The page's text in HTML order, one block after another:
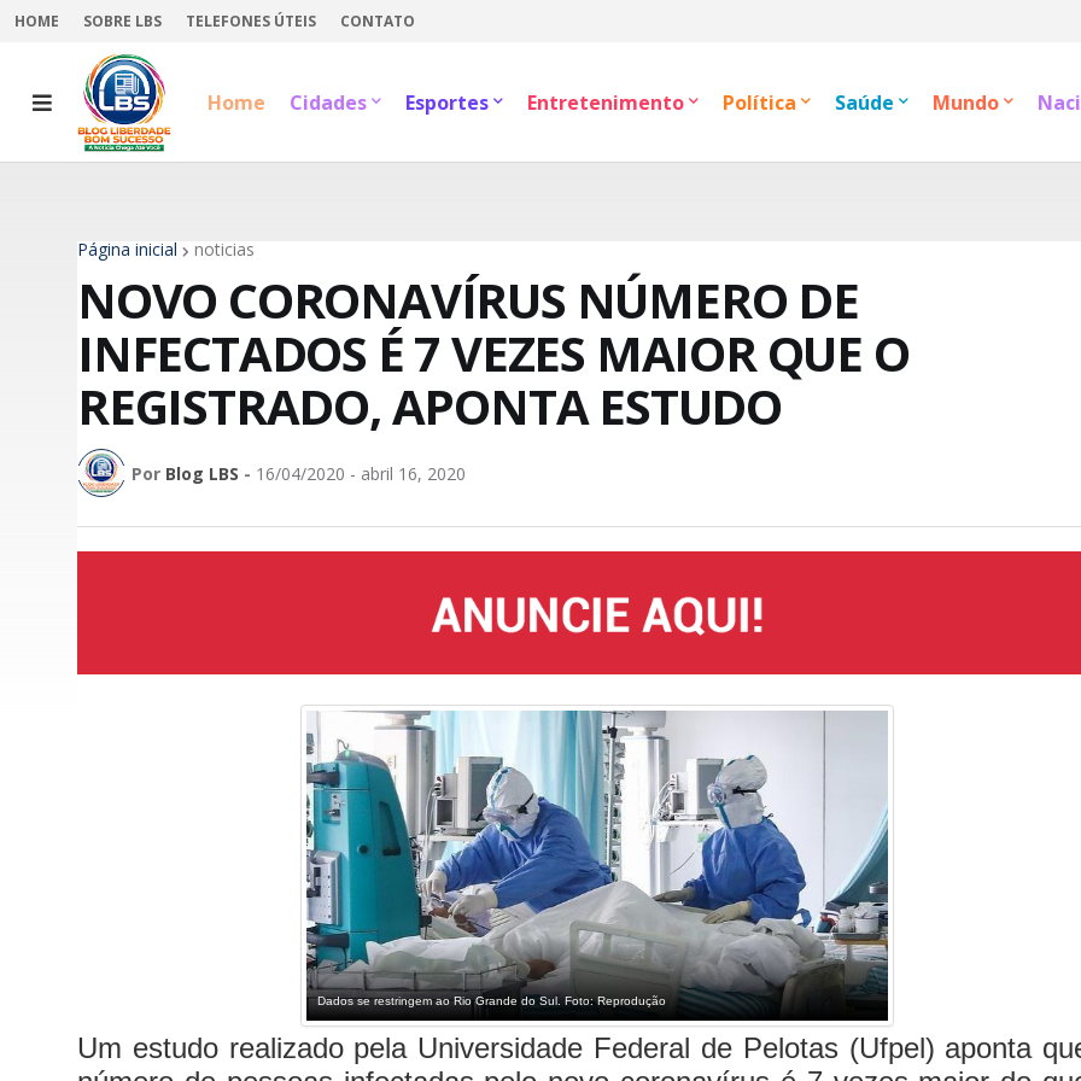
HOME SOBRE LBS TELEFONES ÚTEIS CONTATO
Home Cidades Esportes Entretenimento Política Saúde Mundo
Página inicial noticias
NOVO CORONAVÍRUS NÚMERO DE
INFECTADOS É 7 VEZES MAIOR QUE O
REGISTRADO, APONTA ESTUDO
Por Blog LBS - 16/04/2020 - abril 16, 2020
Dados se restringem ao Rio Grande do Sul. Foto: Reprodução
Um estudo realizado pela Universidade Federal de Pelotas (Ufpel) aponta